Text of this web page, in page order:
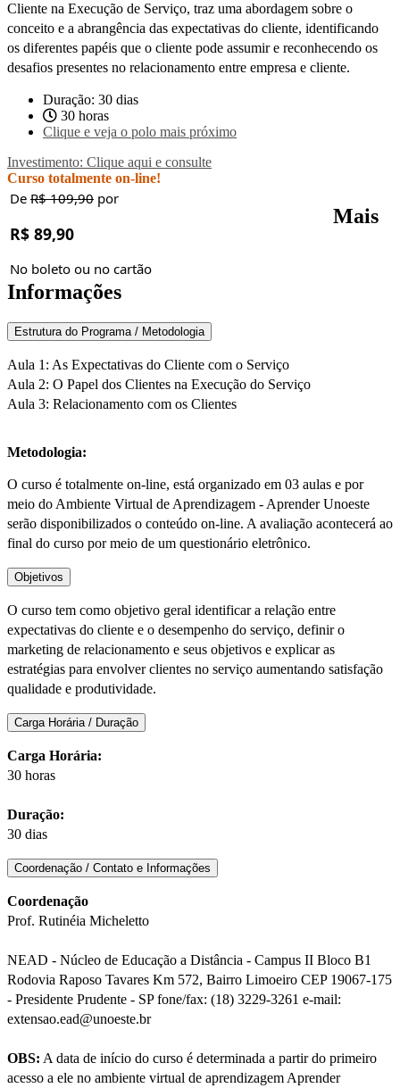
Cliente na Execução de Serviço, traz uma abordagem sobre o
conceito e a abrangência das expectativas do cliente, identificando
os diferentes papéis que o cliente pode assumir e reconhecendo os
desafios presentes no relacionamento entre empresa e cliente.
Duração: 30 dias
30 horas
Clique e veja o polo mais próximo
Investimento: Clique aqui e consulte
Curso totalmente on-line!
De R$ 109,90 por
R$ 89,90
No boleto ou no cartão
Mais
Informações
Estrutura do Programa / Metodologia
Aula 1: As Expectativas do Cliente com o Serviço
Aula 2: O Papel dos Clientes na Execução do Serviço
Aula 3: Relacionamento com os Clientes
Metodologia:
O curso é totalmente on-line, está organizado em 03 aulas e por
meio do Ambiente Virtual de Aprendizagem - Aprender Unoeste
serão disponibilizados o conteúdo on-line. A avaliação acontecerá ao
final do curso por meio de um questionário eletrônico.
Objetivos
O curso tem como objetivo geral identificar a relação entre
expectativas do cliente e o desempenho do serviço, definir o
marketing de relacionamento e seus objetivos e explicar as
estratégias para envolver clientes no serviço aumentando satisfação
qualidade e produtividade.
Carga Horária / Duração
Carga Horária:
30 horas
Duração:
30 dias
Coordenação / Contato e Informações
Coordenação
Prof. Rutinéia Micheletto
NEAD - Núcleo de Educação a Distância - Campus II Bloco B1
Rodovia Raposo Tavares Km 572, Bairro Limoeiro CEP 19067-175
- Presidente Prudente - SP fone/fax: (18) 3229-3261 e-mail:
extensao.ead@unoeste.br
OBS: A data de início do curso é determinada a partir do primeiro
acesso a ele no ambiente virtual de aprendizagem Aprender